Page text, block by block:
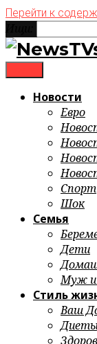
Перейти к
Новости
Евро
Спорт
Шок
Семья
Дети
Муж
Стиль
Ваш